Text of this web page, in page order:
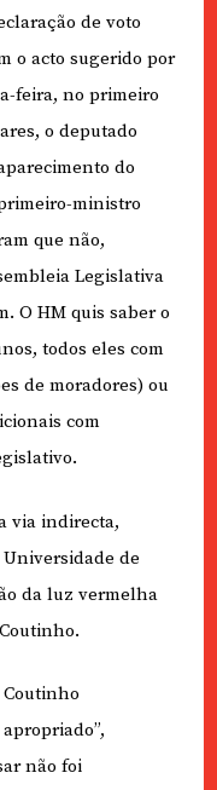
de voto
o acto sugerido por
feira, no primeiro
o deputado
do
ministro
que não,
Legislativa
O HM quis saber o
todos eles com
de moradores) ou
com
via indirecta,
de
da luz vermelha
Coutinho
não foi